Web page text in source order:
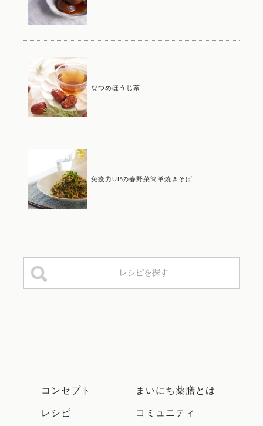
なつめほうじ茶
免疫力UPの春野菜簡単焼きそば
コンセプト まいにち薬膳とは
レシピ コミュニティ